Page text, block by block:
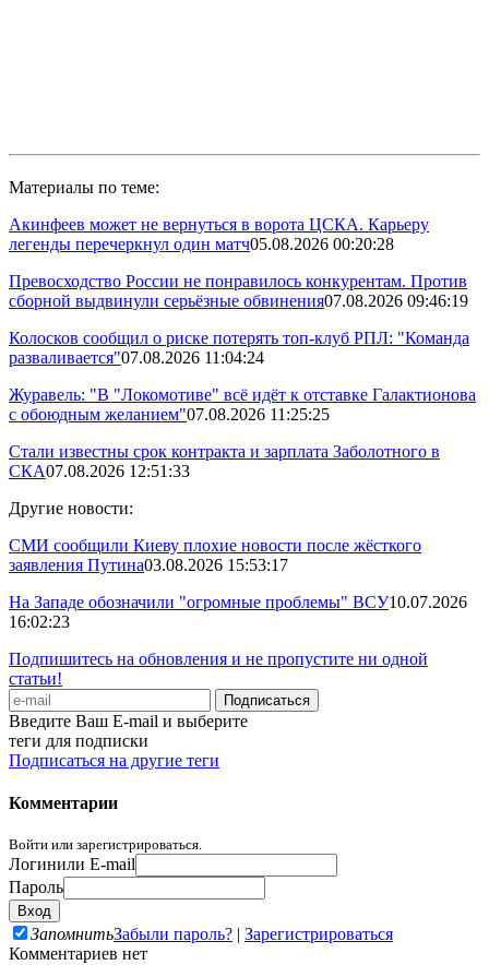
Материалы по теме:
Акинфеев может не вернуться в ворота ЦСКА. Карьеру
легенды перечеркнул один матч05.08.2026 00:20:28
Превосходство России не понравилось конкурентам. Против
сборной выдвинули серьёзные обвинения07.08.2026 09:46:19
Колосков сообщил о риске потерять топ-клуб РПЛ: "Команда
разваливается"07.08.2026 11:04:24
Журавель: "В "Локомотиве" всё идёт к отставке Галактионова
с обоюдным желанием"07.08.2026 11:25:25
Стали известны срок контракта и зарплата Заболотного в
СКА07.08.2026 12:51:33
Другие новости:
СМИ сообщили Киеву плохие новости после жёсткого
заявления Путина03.08.2026 15:53:17
На Западе обозначили "огромные проблемы" ВСУ10.07.2026
16:02:23
Подпишитесь на обновления и не пропустите ни одной
статьи!
Введите Ваш E-mail и выберите
теги для подписки
Подписаться на другие теги
Комментарии
Войти или зарегистрироваться.
Логинили E-mail
Пароль
ЗапомнитьЗабыли пароль? | Зарегистрироваться
Комментариев нет